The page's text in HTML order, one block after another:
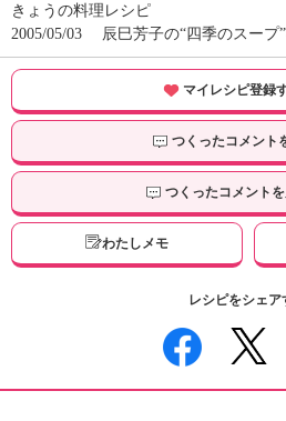
きょうの料理レシピ
2005/05/03
辰巳芳子の“四季のスープ
マイレシピ登録
つくったコメント
つくったコメント
わたしメモ
レシピをシェア